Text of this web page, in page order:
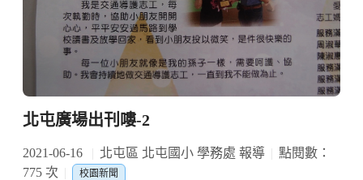
北屯廣場出刊嘍-2
2021-06-16 北屯區 北屯國小 學務處 報導
點閱數：
775 次
校園新聞